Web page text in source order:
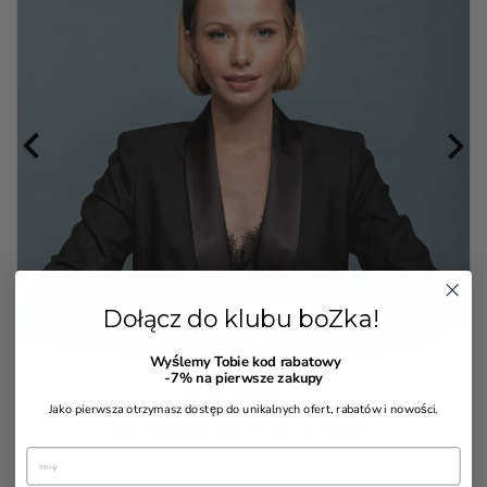
7 Opinia(e)
 
Dołącz do klubu boZka!
Wyślemy Tobie kod rabatowy
-7%na pierwsze zakupy
Jako pierwsza otrzymasz dostęp do unikalnych ofert, rabatów i nowości.